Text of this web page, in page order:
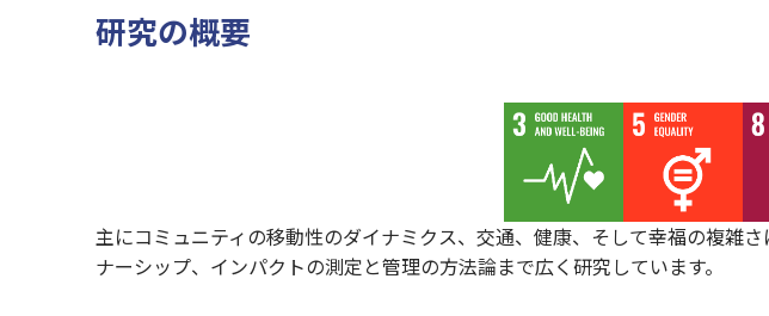
研究の概要
主にコミュニティの移動性のダイナミクス、交通、健康、そして幸福の複雑
ナーシップ、インパクトの測定と管理の方法論まで広く研究しています。